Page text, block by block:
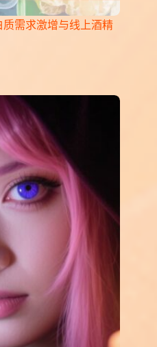
质需求激增与线上酒精